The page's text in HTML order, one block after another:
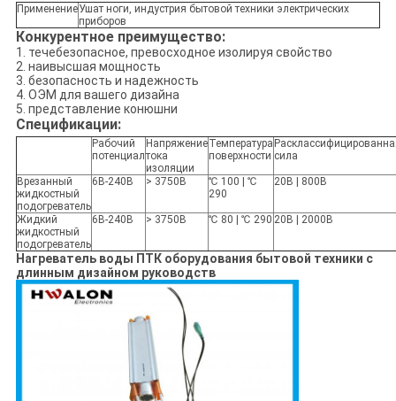
ПрименениеУшат ноги, индустрия бытовой техники электрических
приборов
Конкурентное преимущество:
1. течебезопасное, превосходное изолируя свойство
2. наивысшая мощность
3. безопасность и надежность
4. ОЭМ для вашего дизайна
5. представление конюшни
Спецификации:
Рабочий
потенциал
Напряжение
тока
изоляции
Температура
поверхности сила
Врезанный
жидкостный
подогреватель
6В-240В > 3750В
℃ 100 | ℃
290
20В | 800В
Жидкий
жидкостный
подогреватель
6В-240В > 3750В ℃ 80 | ℃ 290 20В | 2000В
Нагреватель воды ПТК оборудования бытовой техники с
длинным дизайном руководств